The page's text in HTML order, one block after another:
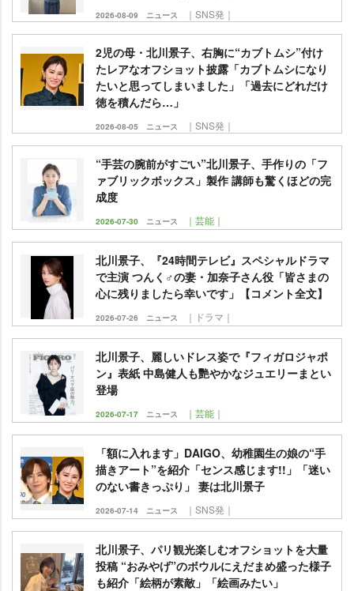
2026-08-09 ニュース ｜SNS発｜
2児の母・北川景子、右胸に“カブトムシ”付け
たレアなオフショット披露「カブトムシになり
たいと思ってしまいました」「過去にどれだけ
徳を積んだら…」
2026-08-05 ニュース ｜SNS発｜
“手芸の腕前がすごい”北川景子、手作りの「フ
ァブリックボックス」製作 講師も驚くほどの完
成度
2026-07-30 ニュース ｜芸能｜
北川景子、『24時間テレビ』スペシャルドラマ
で主演 つんく♂の妻・加奈子さん役「皆さまの
心に残りましたら幸いです」【コメント全文】
2026-07-26 ニュース ｜ドラマ｜
北川景子、麗しいドレス姿で『フィガロジャポ
ン』表紙 中島健人も艷やかなジュエリーまとい
登場
2026-07-17 ニュース ｜芸能｜
「額に入れます」DAIGO、幼稚園生の娘の“手
描きアート”を紹介「センス感じます!!」「迷い
のない書きっぷり」 妻は北川景子
2026-07-14 ニュース ｜SNS発｜
北川景子、パリ観光楽しむオフショットを大量
投稿 “おみやげ”のボウルにえだまめ盛った様子
も紹介「絵柄が素敵」「絵画みたい」